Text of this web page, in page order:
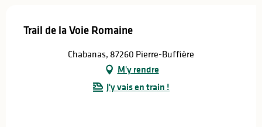
Trail de la Voie Romaine
Chabanas, 87260 Pierre-Buffière
M'y rendre
J'y vais en train !